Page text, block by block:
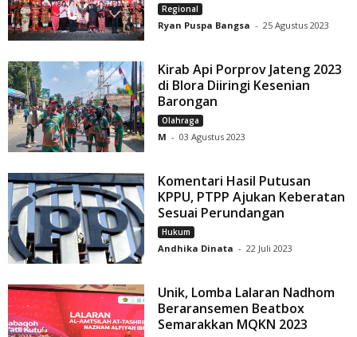
Regional
Ryan Puspa Bangsa - 25 Agustus 2023
Kirab Api Porprov Jateng 2023
di Blora Diiringi Kesenian
Barongan
Olahraga
M - 03 Agustus 2023
Komentari Hasil Putusan
KPPU, PTPP Ajukan Keberatan
Sesuai Perundangan
Hukum
Andhika Dinata - 22 Juli 2023
Unik, Lomba Lalaran Nadhom
Beraransemen Beatbox
Semarakkan MQKN 2023